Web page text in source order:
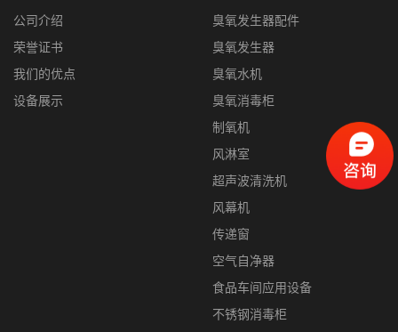
公司介绍
荣誉证书
我们的优点
设备展示
臭氧发生器配件
臭氧发生器
臭氧水机
臭氧消毒柜
制氧机
风淋室
超声波清洗机
风幕机
传递窗
空气自净器
食品车间应用设备
不锈钢消毒柜